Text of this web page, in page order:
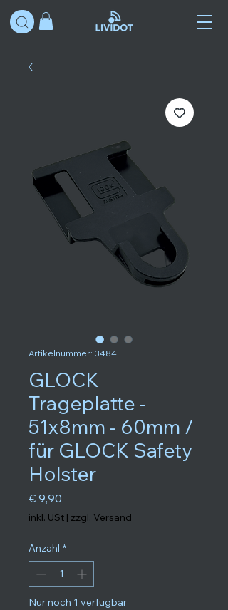
Artikelnummer: 3484
GLOCK
Trageplatte -
51x8mm - 60mm /
für GLOCK Safety
Holster
€ 9,90
inkl. USt | zzgl. Versand
Anzahl *
Nur noch 1 verfügbar